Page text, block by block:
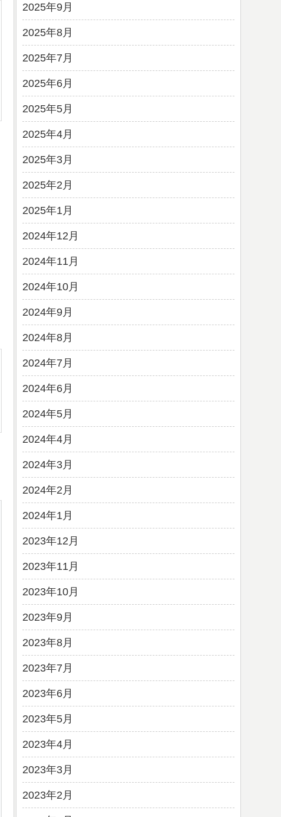
2025年9月
2025年8月
2025年7月
2025年6月
2025年5月
2025年4月
2025年3月
2025年2月
2025年1月
2024年12月
2024年11月
2024年10月
2024年9月
2024年8月
2024年7月
2024年6月
2024年5月
2024年4月
2024年3月
2024年2月
2024年1月
2023年12月
2023年11月
2023年10月
2023年9月
2023年8月
2023年7月
2023年6月
2023年5月
2023年4月
2023年3月
2023年2月